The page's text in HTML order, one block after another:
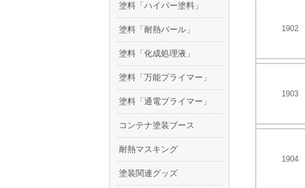
1902
1903
1904
塗料「ハイパー塗料」
塗料「耐熱パール」
塗料「化成処理液」
塗料「万能プライマー」
塗料「通電プライマー」
コンテナ塗装ブース
耐熱マスキング
塗装関連グッズ